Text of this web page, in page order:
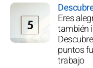
Eres
también
puntos
trabajo